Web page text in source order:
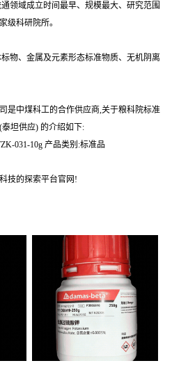
领域成立时间最早、规模最大、研究范围
级科研院所。
物、金属及元素形态标准物质、无机阴离
是中煤科工的合作供应商,关于粮科院标准
坦供应) 的介绍如下:
031-10g 产品类别:标准品
技的探索平台官网!